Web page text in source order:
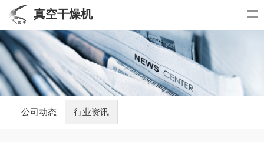
真空干燥机
公司动态 行业资讯